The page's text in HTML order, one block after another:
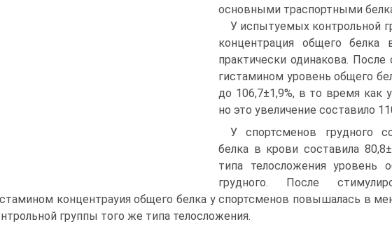
основными траспортными
У испытуемых контрольной
концентрация общего белка
практически одинакова.
гистамином уровень общего
до 106,7±1,9%, в то время как
но это увеличение составило
У спортсменов грудного
белка в крови составила
типа телосложения
грудного. После
концентрауия общего белка у спортсменов повышалась в
группы того же типа телосложения.